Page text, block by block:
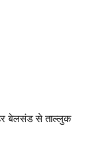
बेलसंड से ताल्लुक